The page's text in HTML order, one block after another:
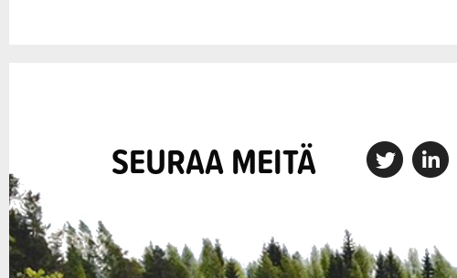
SEURAA MEITÄ X Linkedin